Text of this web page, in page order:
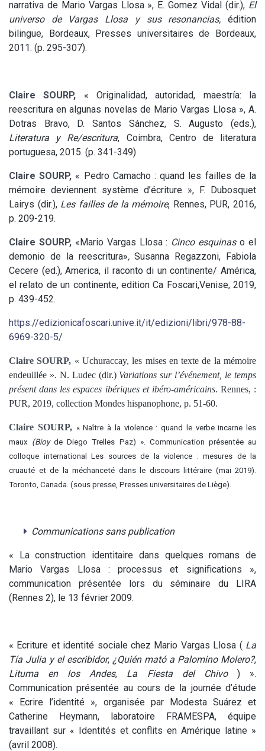
narrativa de Mario Vargas Llosa », E. Gomez Vidal (dir.), El
universo de Vargas Llosa y sus resonancias, édition
bilingue, Bordeaux, Presses universitaires de Bordeaux,
2011. (p. 295-307).
Claire SOURP, « Originalidad, autoridad, maestría: la
reescritura en algunas novelas de Mario Vargas Llosa », A.
Dotras Bravo, D. Santos Sánchez, S. Augusto (eds.),
Literatura y Re/escritura, Coimbra, Centro de literatura
portuguesa, 2015. (p. 341-349)
Claire SOURP, « Pedro Camacho : quand les failles de la
mémoire deviennent système d’écriture », F. Dubosquet
Lairys (dir.), Les failles de la mémoire, Rennes, PUR, 2016,
p. 209-219.
Claire SOURP,«Mario Vargas Llosa : Cinco esquinaso el
demonio de la reescritura»,Susanna Regazzoni, Fabiola
Cecere (ed.), America, il raconto di un continente/ América,
el relato de un continente, edition Ca Foscari,Venise, 2019,
p. 439-452.
https://edizionicafoscari.unive.it/it/edizioni/libri/978-88-
6969-320-5/
Claire SOURP, « Uchuraccay, les mises en texte de la mémoire
endeuillée ». N. Ludec (dir.) Variations sur l’événement, le temps
présent dans les espaces ibériques et ibéro-américains. Rennes, :
PUR, 2019, collection Mondes hispanophone, p. 51-60.
Claire SOURP, « Naître à la violence : quand le verbe incarne les
maux (Bioyde Diego Trelles Paz) ». Communication présentée au
colloque international Les sources de la violence : mesures de la
cruauté et de la méchanceté dans le discours littéraire (mai 2019).
Toronto, Canada. (sous presse, Presses universitaires de Liège).
Communications sans publication
« La construction identitaire dans quelques romans de
Mario Vargas Llosa : processus et significations »,
communication présentée lors du séminaire du LIRA
(Rennes 2), le 13 février 2009.
« Ecriture et identité sociale chez Mario Vargas Llosa ( La
Tía Julia y el escribidor, ¿Quién mató a Palomino Molero?,
Lituma en los Andes, La Fiestadel Chivo) ».
Communication présentée au cours de la journée d’étude
« Ecrire l’identité », organisée par Modesta Suárez et
Catherine Heymann, laboratoire FRAMESPA, équipe
travaillant sur « Identités et conflits en Amérique latine »
(avril 2008).